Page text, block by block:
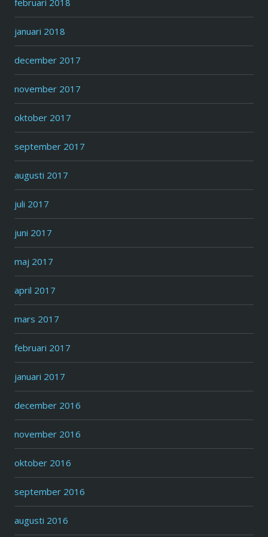
februari 2018
januari 2018
december 2017
november 2017
oktober 2017
september 2017
augusti 2017
juli 2017
juni 2017
maj 2017
april 2017
mars 2017
februari 2017
januari 2017
december 2016
november 2016
oktober 2016
september 2016
augusti 2016